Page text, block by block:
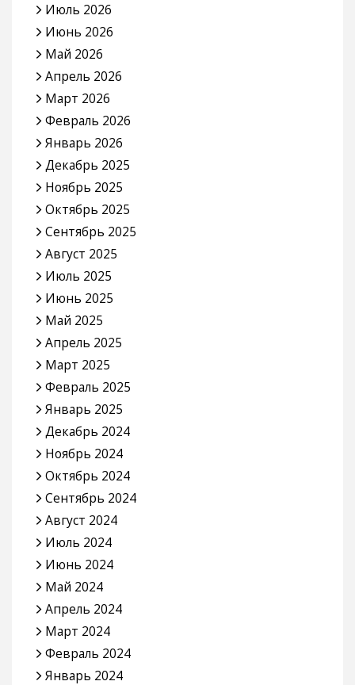
Июль 2026
Июнь 2026
Май 2026
Апрель 2026
Март 2026
Февраль 2026
Январь 2026
Декабрь 2025
Ноябрь 2025
Октябрь 2025
Сентябрь 2025
Август 2025
Июль 2025
Июнь 2025
Май 2025
Апрель 2025
Март 2025
Февраль 2025
Январь 2025
Декабрь 2024
Ноябрь 2024
Октябрь 2024
Сентябрь 2024
Август 2024
Июль 2024
Июнь 2024
Май 2024
Апрель 2024
Март 2024
Февраль 2024
Январь 2024